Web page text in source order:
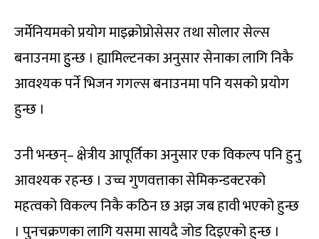
जर्मेनियमको प्रयोग माइक्रोप्रोसेसर तथा सोलार सेल्स
बनाउनमा हुुन्छ । ह्यामिल्टनका अनुसार सेनाका लागि निकै
आवश्यक पर्ने भिजन गगल्स बनाउनमा पनि यसको प्रयोग
हुन्छ ।
उनी भन्छन्– क्षेत्रीय आपूर्तिका अनुसार एक विकल्प पनि हुनु
आवश्यक रहन्छ । उच्च गुणवत्ताका सेमिकन्डक्टरको
महत्वको विकल्प निकै कठिन छ अझ जब हावी भएको हुन्छ
। पुनचक्रणका लागि यसमा सायदै जोड दिइएको हुन्छ ।